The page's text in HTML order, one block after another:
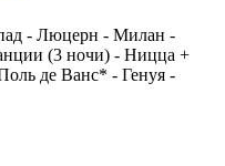
- Люцерн - Милан -
(3 ночи) - Ницца +
де Ванс* - Генуя -